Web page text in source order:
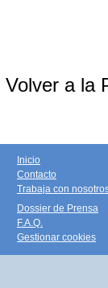
Volver a la
Inicio
Contacto
Trabaja con
Dossier de Prensa
F.A.Q.
Gestionar cookies